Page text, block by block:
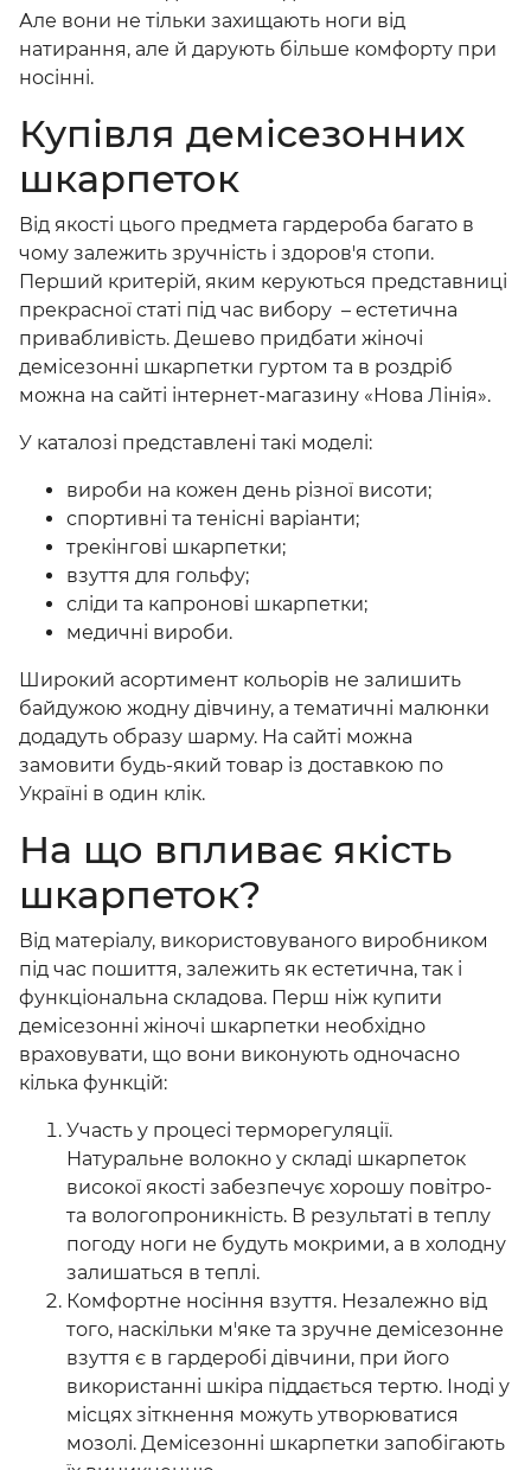
Але вони не тільки захищають ноги від
натирання, але й дарують більше комфорту при
носінні.
Купівля демісезонних
шкарпеток
Від якості цього предмета гардероба багато в
чому залежить зручність і здоров'я стопи.
Перший критерій, яким керуються представниці
прекрасної статі під час вибору – естетична
привабливість. Дешево придбати жіночі
демісезонні шкарпетки гуртом та в роздріб
можна на сайті інтернет-магазину «Нова Лінія».
У каталозі представлені такі моделі:
вироби на кожен день різної висоти;
спортивні та тенісні варіанти;
трекінгові шкарпетки;
взуття для гольфу;
сліди та капронові шкарпетки;
медичні вироби.
Широкий асортимент кольорів не залишить
байдужою жодну дівчину, а тематичні малюнки
додадуть образу шарму. На сайті можна
замовити будь-який товар із доставкою по
Україні в один клік.
На що впливає якість
шкарпеток?
Від матеріалу, використовуваного виробником
під час пошиття, залежить як естетична, так і
функціональна складова. Перш ніж купити
демісезонні жіночі шкарпетки необхідно
враховувати, що вони виконують одночасно
кілька функцій:
Участь у процесі терморегуляції.
Натуральне волокно у складі шкарпеток
високої якості забезпечує хорошу повітро-
та вологопроникність. В результаті в теплу
погоду ноги не будуть мокрими, а в холодну
залишаться в теплі.
Комфортне носіння взуття. Незалежно від
того, наскільки м'яке та зручне демісезонне
взуття є в гардеробі дівчини, при його
використанні шкіра піддається тертю. Іноді у
місцях зіткнення можуть утворюватися
мозолі. Демісезонні шкарпетки запобігають